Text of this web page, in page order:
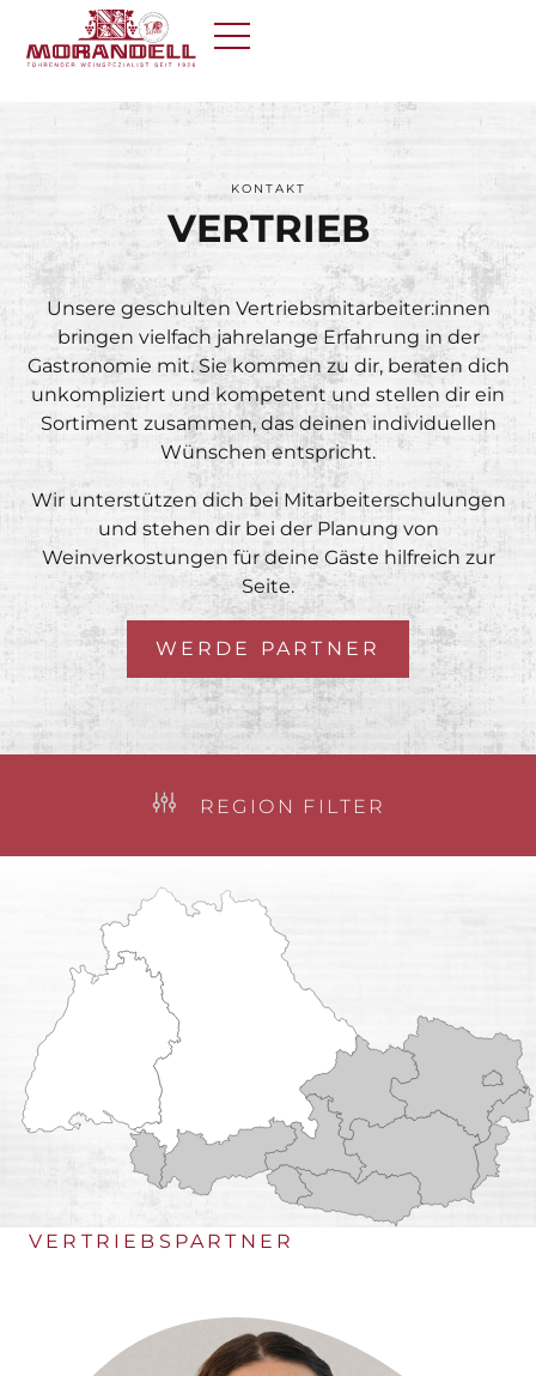
KONTAKT
VERTRIEB
Unsere geschulten Vertriebsmitarbeiter:innen
bringen vielfach jahrelange Erfahrung in der
Gastronomie mit. Sie kommen zu dir, beraten dich
unkompliziert und kompetent und stellen dir ein
Sortiment zusammen, das deinen individuellen
Wünschen entspricht.
Wir unterstützen dich bei Mitarbeiterschulungen
und stehen dir bei der Planung von
Weinverkostungen für deine Gäste hilfreich zur
Seite.
WERDE PARTNER
REGION FILTER
KEY-ACCOUNT
VERTRIEB
BRAND AMBASSADOR
BURGENLAND
DEUTSCHLAND
KÄRNTEN
OBERÖSTERREICH
REGION
VERTRIEBSPARTNER